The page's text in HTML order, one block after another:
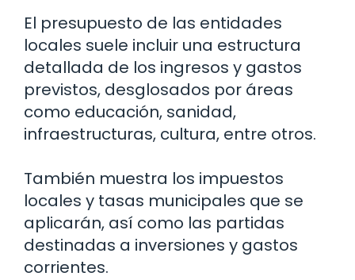
El presupuesto de las entidades
locales suele incluir una estructura
detallada de los ingresos y gastos
previstos, desglosados por áreas
como educación, sanidad,
infraestructuras, cultura, entre otros.
También muestra los impuestos
locales y tasas municipales que se
aplicarán, así como las partidas
destinadas a inversiones y gastos
corrientes.